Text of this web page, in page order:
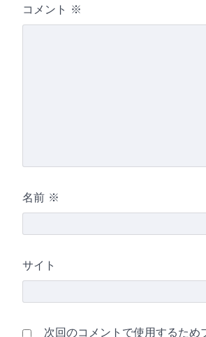
コメント ※
名前 ※
サイト
次回のコメントで使用するため